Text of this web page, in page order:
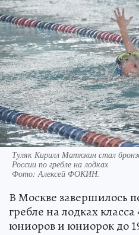
Туляк Кирилл Матюхин стал
России по гребле на лодках
Фото:Алексей ФОКИН.
В Москве завершилось
гребле на лодках
юниоров и юниорок до